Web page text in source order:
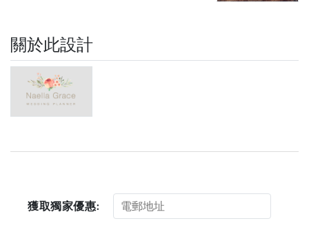
關於此設計
獲取獨家優惠: